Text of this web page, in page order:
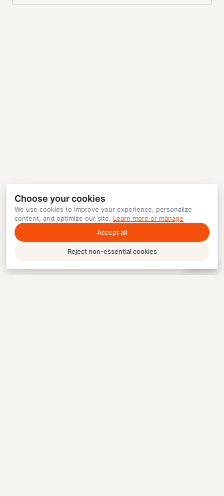
Choose your cookies
We use cookies to improve your experience, personalize
content, and optimize our site. Learn more or manage
Accept all
Reject non-essential cookies